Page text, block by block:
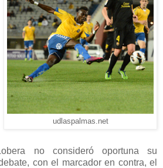
udlaspalmas.net
no consideró oportuna su
con el marcador en contra, el